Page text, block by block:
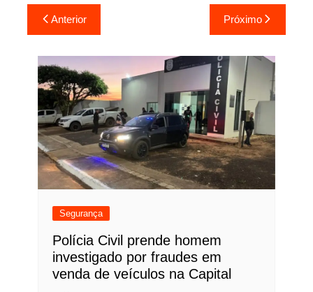
Navegação
de
Post
Anterior Próximo
Segurança
Polícia Civil prende homem
investigado por fraudes em
venda de veículos na Capital